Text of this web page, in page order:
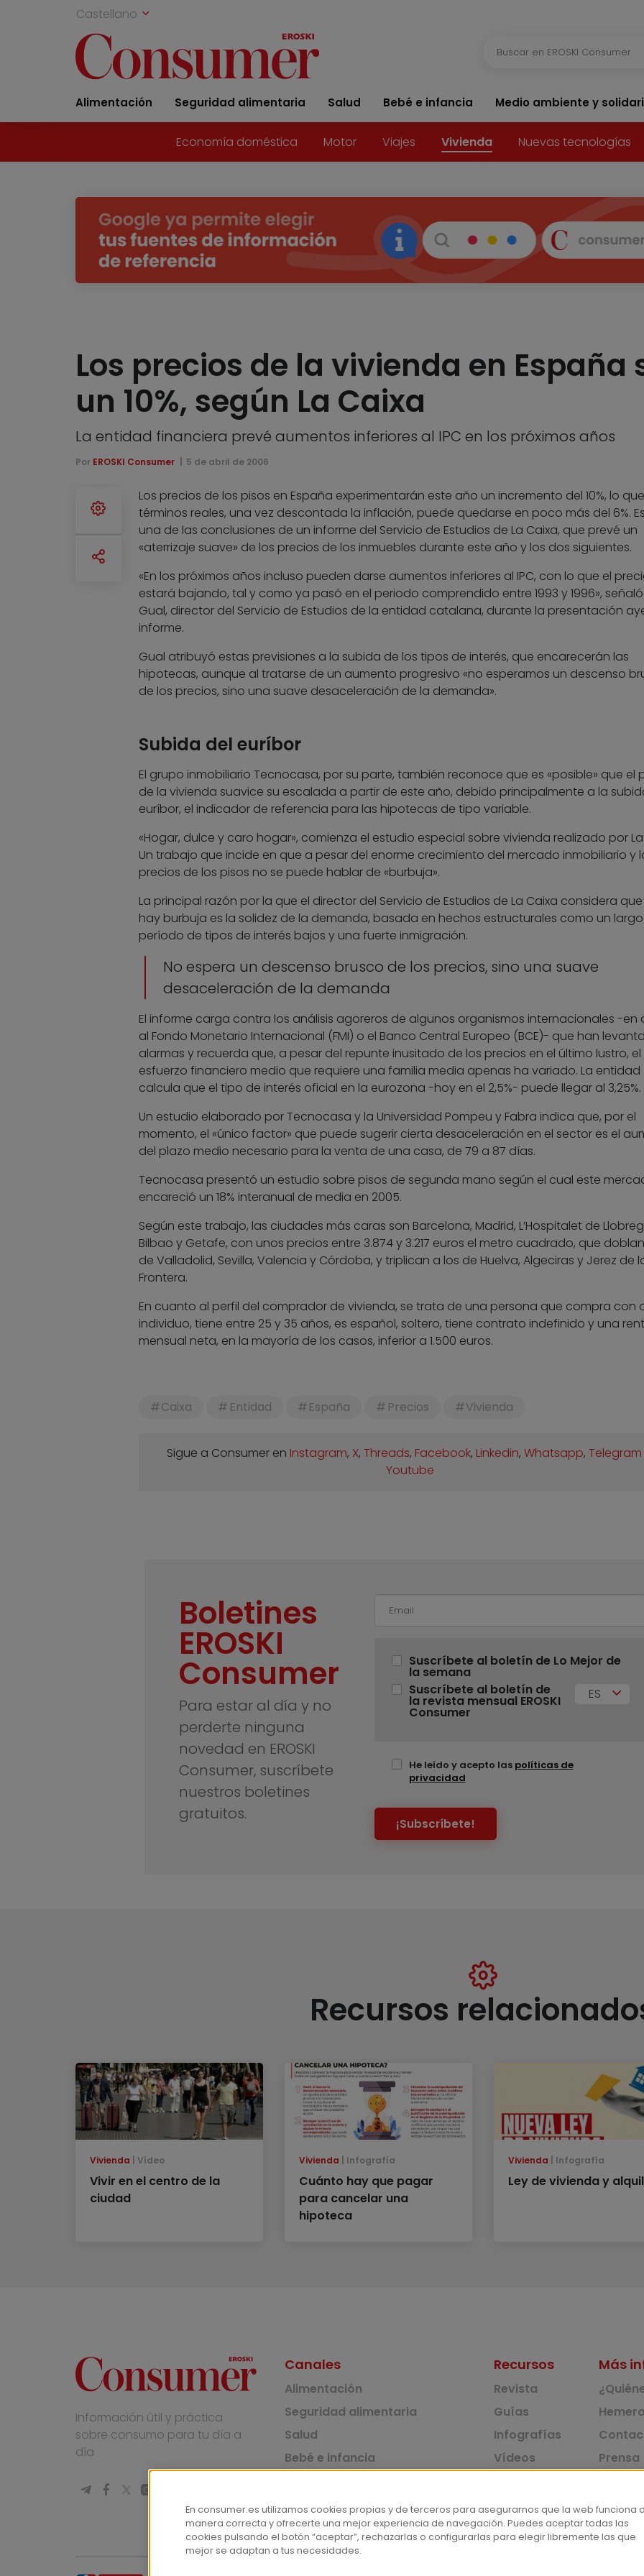
Castellano
Alimentación Seguridad alimentaria Salud Bebé e infancia Medio ambiente y
Economía doméstica Motor Viajes Vivienda Nuevas tecnologías
Los precios de la vivienda en
un 10%, según La Caixa
La entidad financiera prevé aumentos inferiores al IPC en los próximos años
Por EROSKI Consumer 5 de abril de 2006
Los precios de los pisos en España experimentarán este año un incremento del 10%, lo
términos reales, una vez descontada la inflación, puede quedarse en poco más del 6%.
una de las conclusiones de un informe del Servicio de Estudios de La Caixa, que prevé un
«aterrizaje suave» de los precios de los inmuebles durante este año y los dos siguientes.
«En los próximos años incluso pueden darse aumentos inferiores al IPC, con lo que el
estará bajando, tal y como ya pasó en el periodo comprendido entre 1993 y 1996»,
Gual, director del Servicio de Estudios de la entidad catalana, durante la presentación
informe.
Gual atribuyó estas previsiones a la subida de los tipos de interés, que encarecerán las
hipotecas, aunque al tratarse de un aumento progresivo «no esperamos un descenso
de los precios, sino una suave desaceleración de la demanda».
Subida del euríbor
El grupo inmobiliario Tecnocasa, por su parte, también reconoce que es «posible» que el
de la vivienda suavice su escalada a partir de este año, debido principalmente a la
euríbor, el indicador de referencia para las hipotecas de tipo variable.
«Hogar, dulce y caro hogar», comienza el estudio especial sobre vivienda realizado por La
Un trabajo que incide en que a pesar del enorme crecimiento del mercado inmobiliario y
precios de los pisos no se puede hablar de «burbuja».
La principal razón por la que el director del Servicio de Estudios de La Caixa considera
hay burbuja es la solidez de la demanda, basada en hechos estructurales como un largo
período de tipos de interés bajos y una fuerte inmigración.
No espera un descenso brusco de los precios, sino una suave
desaceleración de la demanda
El informe carga contra los análisis agoreros de algunos organismos internacionales -en
al Fondo Monetario Internacional (FMI) o el Banco Central Europeo (BCE)- que han
alarmas y recuerda que, a pesar del repunte inusitado de los precios en el último lustro, el
esfuerzo financiero medio que requiere una familia media apenas ha variado. La entidad
calcula que el tipo de interés oficial en la eurozona -hoy en el 2,5%- puede llegar al 3,25%.
Un estudio elaborado por Tecnocasa y la Universidad Pompeu y Fabra indica que, por el
momento, el «único factor» que puede sugerir cierta desaceleración en el sector es el
del plazo medio necesario para la venta de una casa, de 79 a 87 días.
Tecnocasa presentó un estudio sobre pisos de segunda mano según el cual este
encareció un 18% interanual de media en 2005.
Según este trabajo, las ciudades más caras son Barcelona, Madrid, L’Hospitalet de
Bilbao y Getafe, con unos precios entre 3.874 y 3.217 euros el metro cuadrado, que
de Valladolid, Sevilla, Valencia y Córdoba, y triplican a los de Huelva, Algeciras y Jerez de
Frontera.
En cuanto al perfil del comprador de vivienda, se trata de una persona que compra con
individuo, tiene entre 25 y 35 años, es español, soltero, tiene contrato indefinido y una
mensual neta, en la mayoría de los casos, inferior a 1.500 euros.
Caixa Entidad España Precios Vivienda
Sigue a Consumer en Instagram, X,Threads, Facebook, Linkedin,Whatsapp,Telegram
Youtube
Boletines
EROSKI
Consumer
Para estar al día y no
perderte ninguna
novedad en EROSKI
Consumer, suscríbete
nuestros boletines
gratuitos.
Suscríbete al boletín de Lo Mejor de
la semana
Suscríbete al boletín de
la revista mensual EROSKI
Consumer
ES
He leído y acepto las políticas de
privacidad
¡Subscríbete!
Recursos
Vivienda Vídeo
Vivir en el centro de la
ciudad
Vivienda Infografía
Cuánto hay que pagar
para cancelar una
hipoteca
Vivienda Infografía
Ley de vivienda y
Información útil y práctica
sobre consumo para tu día a
día
Canales
Alimentación
Seguridad alimentaria
Salud
Bebé e infancia
Sociedad y consumo
Mascotas
Recursos
Revista
Guías
Infografías
Vídeos
Más
Prensa
En consumer.es utilizamos cookies propias y de terceros para asegurarnos que la web funciona
manera correcta y ofrecerte una mejor experiencia de navegación. Puedes aceptar todas las
cookies pulsando el botón “aceptar”, rechazarlas o configurarlas para elegir libremente las que
mejor se adaptan a tus necesidades.